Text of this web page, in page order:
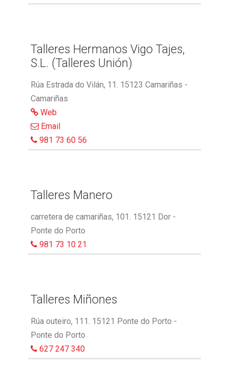
Talleres Hermanos Vigo Tajes,
S.L. (Talleres Unión)
Rúa Estrada do Vilán, 11. 15123 Camariñas -
Camariñas
Web
Email
981 73 60 56
Talleres Manero
carretera de camariñas, 101. 15121 Dor -
Ponte do Porto
981 73 10 21
Talleres Miñones
Rúa outeiro, 111. 15121 Ponte do Porto -
Ponte do Porto
627 247 340